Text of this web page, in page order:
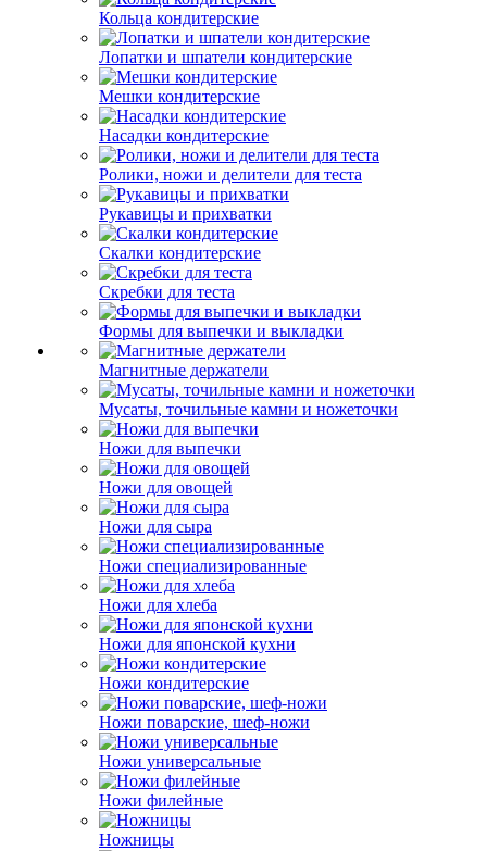
Кольца кондитерские
Лопатки и шпатели кондитерские
Мешки кондитерские
Насадки кондитерские
Ролики, ножи и делители для теста
Рукавицы и прихватки
Скалки кондитерские
Скребки для теста
Формы для выпечки и выкладки
Магнитные держатели
Мусаты, точильные камни и ножеточки
Ножи для выпечки
Ножи для овощей
Ножи для сыра
Ножи специализированные
Ножи для хлеба
Ножи для японской кухни
Ножи кондитерские
Ножи поварские, шеф-ножи
Ножи универсальные
Ножи филейные
Ножницы